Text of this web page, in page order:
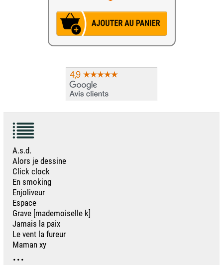
A.s.d.
Alors je dessine
Click clock
En smoking
Enjoliveur
Espace
Grave [mademoiselle k]
Jamais la paix
Le vent la fureur
Maman xy
...